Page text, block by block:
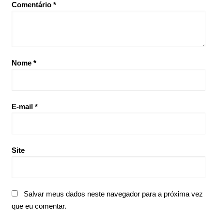
Comentário *
Nome *
E-mail *
Site
Salvar meus dados neste navegador para a próxima vez
que eu comentar.